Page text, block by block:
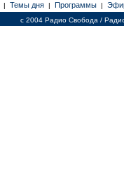
| Темы дня | Программы |
c 2004 Радио Свобода /